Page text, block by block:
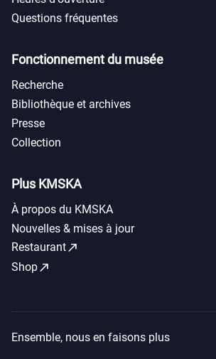
Questions fréquentes
Fonctionnement du musée
Recherche
Bibliothèque et archives
Presse
Collection
Plus KMSKA
À propos du KMSKA
Nouvelles & mises à jour
Restaurantcall_made
Shopcall_made
Ensemble, nous en faisons plus